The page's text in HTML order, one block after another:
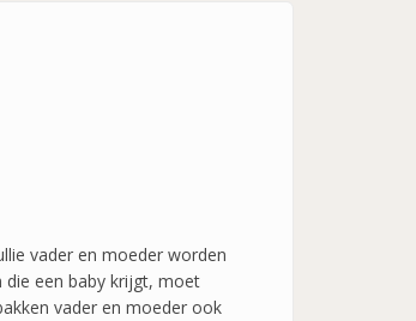
vader en moeder worden
die een baby krijgt, moet
vader en moeder ook